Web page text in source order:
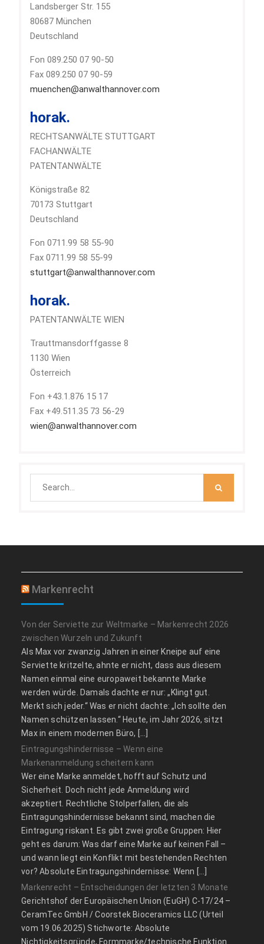
Landsberger Str. 155
80687 München
Deutschland
Fon 089.250 07 90-50
Fax 089.250 07 90-59
muenchen@anwalthannover.com
horak.
RECHTSANWÄLTE STUTTGART
FACHANWÄLTE
PATENTANWÄLTE
Königstraße 82
70173 Stuttgart
Deutschland
Fon 0711.99 58 55-90
Fax 0711.99 58 55-99
stuttgart@anwalthannover.com
horak.
PATENTANWÄLTE WIEN
Trauttmansdorffgasse 8
1130 Wien
Österreich
Fon +43.1.876 15 17
Fax +49.511.35 73 56-29
wien@anwalthannover.com
Markenrecht
Von der Serviette zur Weltmarke – Markenrecht 2026
zwischen Wurzeln und Zukunft
Als Max vor zwanzig Jahren in einer Kneipe auf eine
Serviette kritzelte, ahnte er nicht, dass aus diesem
Namen einmal eine europaweit bekannte Marke
werden würde. Damals dachte er nur: „Klingt gut.
Merkt sich jeder.“ Was er nicht dachte: „Ich sollte den
Namen schützen lassen.“ Heute, im Jahr 2026, sitzt
Max in einem modernen Büro, […]
Eintragungshindernisse – Wenn eine
Markenanmeldung scheitern kann
Wer eine Marke anmeldet, hofft auf Schutz und
Sicherheit. Doch nicht jede Anmeldung wird
akzeptiert. Rechtliche Stolperfallen, die als
Eintragungshindernisse bekannt sind, machen die
Eintragung riskant. Es gibt zwei große Gruppen: Hier
geht es darum: Was darf eine Marke auf keinen Fall –
und wann liegt ein Konflikt mit bestehenden Rechten
vor? Absolute Eintragungshindernisse: Wenn […]
Markenrecht – Entscheidungen der letzten 3 Monate
Gerichtshof der Europäischen Union (EuGH) C‑17/24 –
CeramTec GmbH / Coorstek Bioceramics LLC (Urteil
vom 19.06.2025) Stichworte: Absolute
Nichtigkeitsgründe, Formmarke/technische Funktion